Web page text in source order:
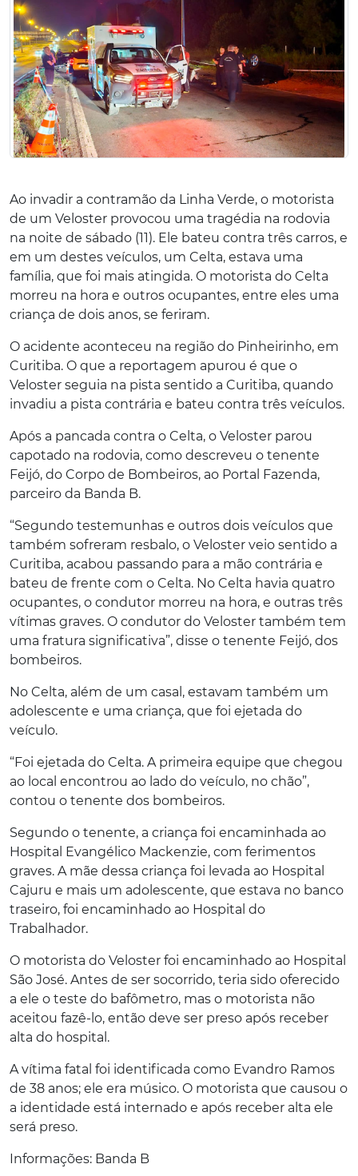
Ao invadir a contramão da Linha Verde, o motorista
de um Veloster provocou uma tragédia na rodovia
na noite de sábado (11). Ele bateu contra três carros, e
em um destes veículos, um Celta, estava uma
família, que foi mais atingida. O motorista do Celta
morreu na hora e outros ocupantes, entre eles uma
criança de dois anos, se feriram.
O acidente aconteceu na região do Pinheirinho, em
Curitiba. O que a reportagem apurou é que o
Veloster seguia na pista sentido a Curitiba, quando
invadiu a pista contrária e bateu contra três veículos.
Após a pancada contra o Celta, o Veloster parou
capotado na rodovia, como descreveu o tenente
Feijó, do Corpo de Bombeiros, ao Portal Fazenda,
parceiro da Banda B.
“Segundo testemunhas e outros dois veículos que
também sofreram resbalo, o Veloster veio sentido a
Curitiba, acabou passando para a mão contrária e
bateu de frente com o Celta. No Celta havia quatro
ocupantes, o condutor morreu na hora, e outras três
vítimas graves. O condutor do Veloster também tem
uma fratura significativa”, disse o tenente Feijó, dos
bombeiros.
No Celta, além de um casal, estavam também um
adolescente e uma criança, que foi ejetada do
veículo.
“Foi ejetada do Celta. A primeira equipe que chegou
ao local encontrou ao lado do veículo, no chão”,
contou o tenente dos bombeiros.
Segundo o tenente, a criança foi encaminhada ao
Hospital Evangélico Mackenzie, com ferimentos
graves. A mãe dessa criança foi levada ao Hospital
Cajuru e mais um adolescente, que estava no banco
traseiro, foi encaminhado ao Hospital do
Trabalhador.
O motorista do Veloster foi encaminhado ao Hospital
São José. Antes de ser socorrido, teria sido oferecido
a ele o teste do bafômetro, mas o motorista não
aceitou fazê-lo, então deve ser preso após receber
alta do hospital.
A vítima fatal foi identificada como Evandro Ramos
de 38 anos; ele era músico. O motorista que causou o
a identidade está internado e após receber alta ele
será preso.
Informações: Banda B